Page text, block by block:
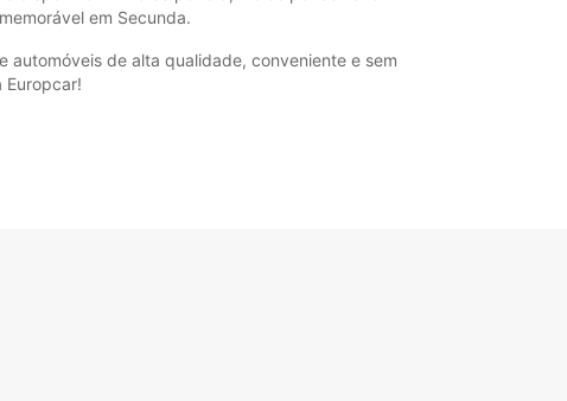
em Secunda.
automóveis de alta qualidade, conveniente e sem
Europcar!